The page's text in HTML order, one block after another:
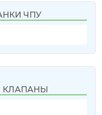
ЧПУ
КЛАПАНЫ